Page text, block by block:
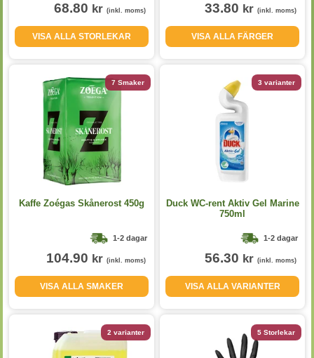
68.80 kr (inkl. moms)
VISA ALLA STORLEKAR
33.80 kr (inkl. moms)
VISA ALLA FÄRGER
7 Smaker
Kaffe Zoégas Skånerost 450g
1-2 dagar
104.90 kr (inkl. moms)
VISA ALLA SMAKER
3 varianter
Duck WC-rent Aktiv Gel Marine
750ml
1-2 dagar
56.30 kr (inkl. moms)
VISA ALLA VARIANTER
2 varianter 5 Storlekar